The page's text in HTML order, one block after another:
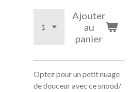
Ajouter
au
panier
Optez pour un petit nuage
de douceur avec ce snood/